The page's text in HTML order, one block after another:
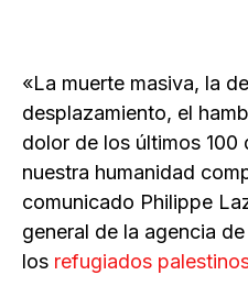
«La muerte masiva, la
desplazamiento, el
dolor de los últimos 100
nuestra humanidad
comunicado Philippe
general de la agencia
los refugiados